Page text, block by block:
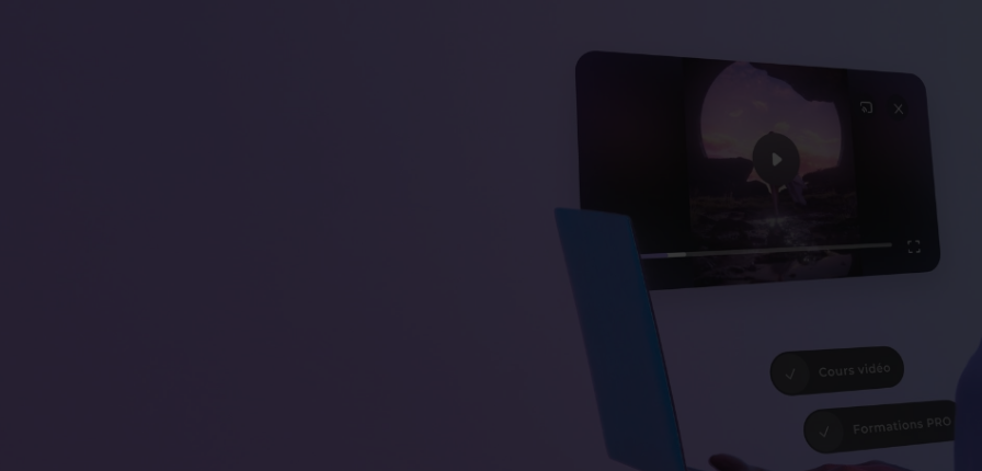
Sylvie Richard
Favori Favori
Claude d'Anthropic : Maîtrisez
Tuto